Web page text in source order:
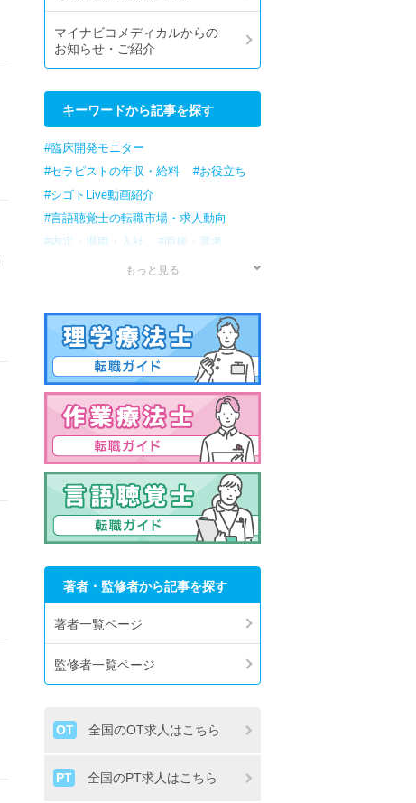
マイナビコメディカルからの
お知らせ・ご紹介
キーワードから記事を探す
#臨床開発モニター
#セラピストの年収・給料
#お役立ち
#シゴトLive動画紹介
#言語聴覚士の転職市場・求人動向
#内定・退職・入社
#面接・選考
#書類準備
#転職検討/準備
#作業療法士の転職市場・求人動向
#理学療法士の転職市場・求人動向
#セラピストの転職市場・求人動向
#男性
#資格 #年収・給料
#病院
#アプリケーションスペシャリスト
#治験コーディネーター
#訪問リハビリ
#資格試験
#保育園
#クリニック
#転職ノウハウ
#女性の転職
#国家試験 #薬局
もっと見る
著者・監修者から記事を探す
著者一覧ページ
監修者一覧ページ
OT 全国のOT求人はこちら
PT 全国のPT求人はこちら